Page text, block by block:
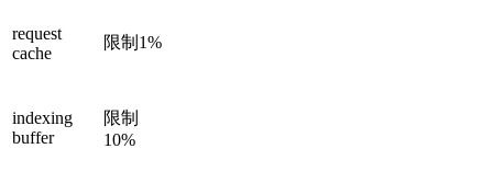
request
cache
限制1%
indexing
buffer
限制
10%